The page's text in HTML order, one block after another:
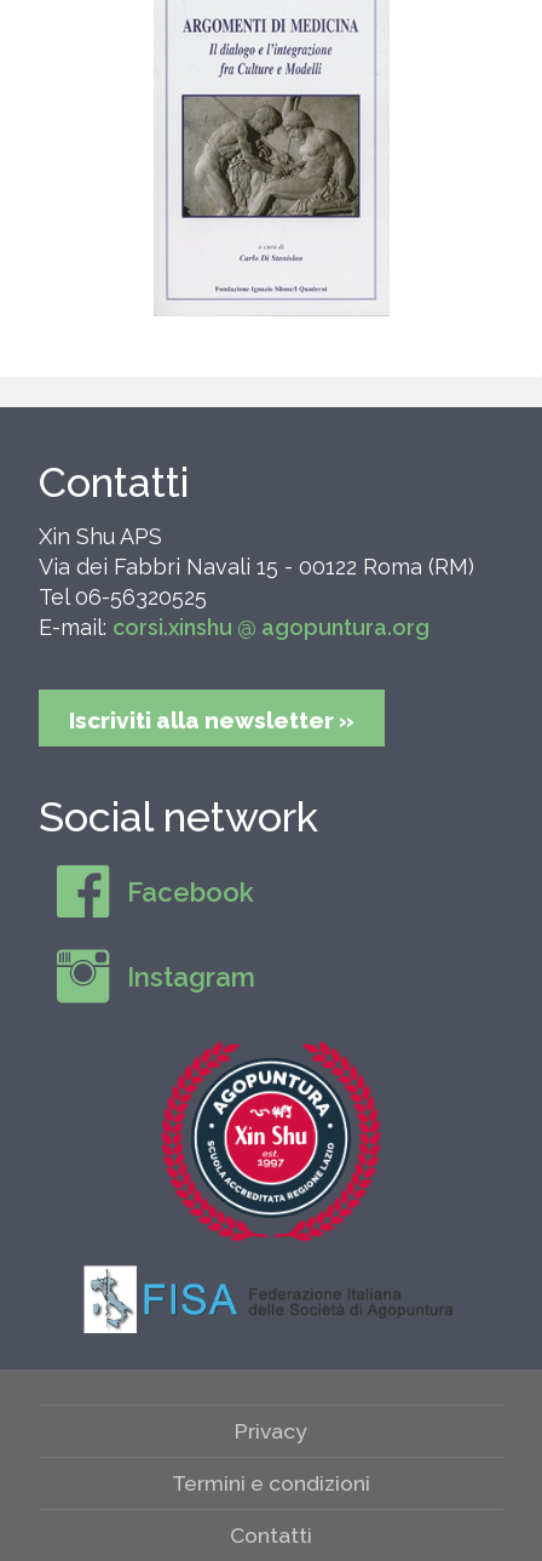
Contatti
Xin Shu APS
Via dei Fabbri Navali 15 - 00122 Roma (RM)
Tel 06-56320525
E-mail: corsi.xinshu @ agopuntura.org
Iscriviti alla newsletter »
Social network
Facebook
Instagram
Privacy
Termini e condizioni
Contatti